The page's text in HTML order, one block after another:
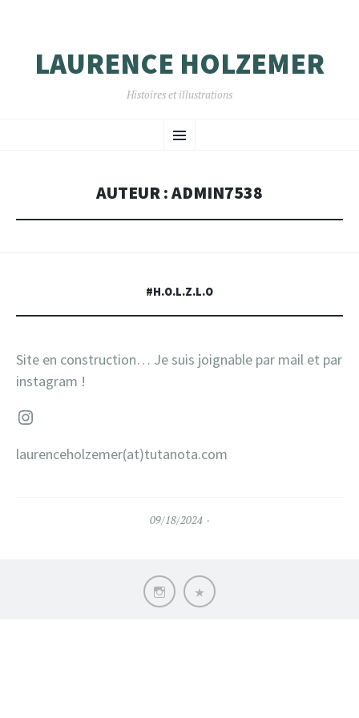
LAURENCE HOLZEMER
Histoires et illustrations
Menu
AU
AUTEUR :ADMIN7538
#H.O.L.Z.L.O
Site en construction… Je suis joignable par mail et par
instagram !
Instagram
laurenceholzemer(at)tutanota.com
09/18/2024
InstagramExpos
installations